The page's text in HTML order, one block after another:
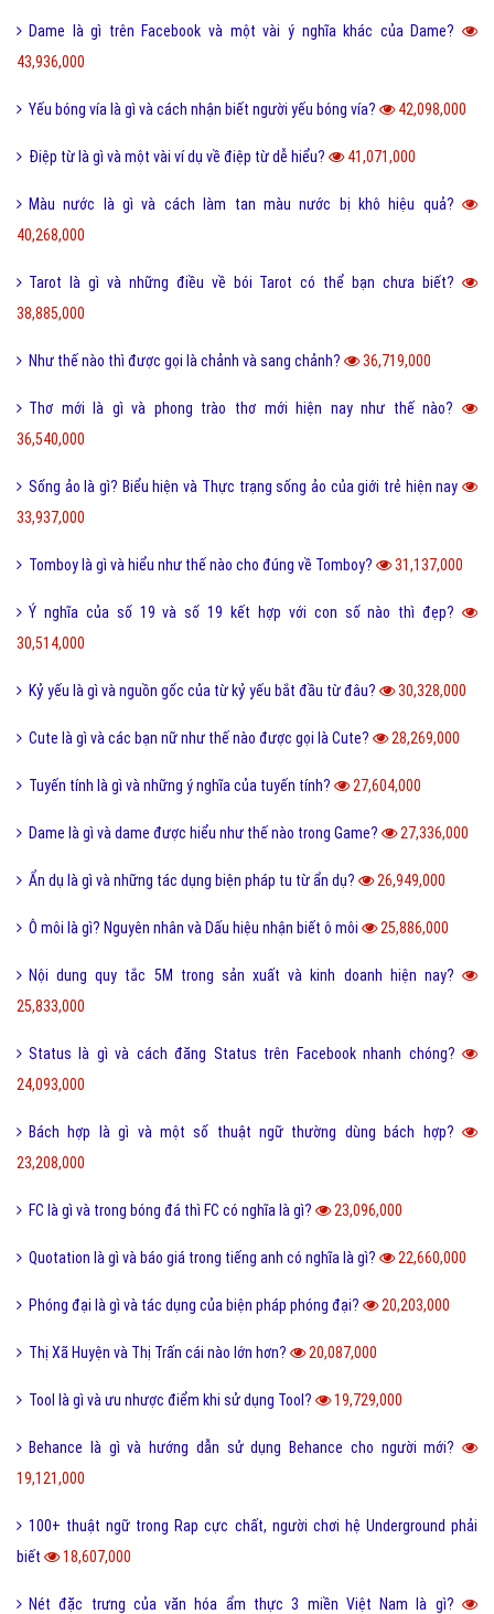
Dame là gì trên Facebook và một vài ý nghĩa khác của Dame?
43,936,000
Yếu bóng vía là gì và cách nhận biết người yếu bóng vía? 42,098,000
Điệp từ là gì và một vài ví dụ về điệp từ dễ hiểu? 41,071,000
Màu nước là gì và cách làm tan màu nước bị khô hiệu quả?
40,268,000
Tarot là gì và những điều về bói Tarot có thể bạn chưa biết?
38,885,000
Như thế nào thì được gọi là chảnh và sang chảnh? 36,719,000
Thơ mới là gì và phong trào thơ mới hiện nay như thế nào?
36,540,000
Sống ảo là gì? Biểu hiện và Thực trạng sống ảo của giới trẻ hiện nay
33,937,000
Tomboy là gì và hiểu như thế nào cho đúng về Tomboy? 31,137,000
Ý nghĩa của số 19 và số 19 kết hợp với con số nào thì đẹp?
30,514,000
Kỷ yếu là gì và nguồn gốc của từ kỷ yếu bắt đầu từ đâu? 30,328,000
Cute là gì và các bạn nữ như thế nào được gọi là Cute? 28,269,000
Tuyến tính là gì và những ý nghĩa của tuyến tính? 27,604,000
Dame là gì và dame được hiểu như thế nào trong Game? 27,336,000
Ẩn dụ là gì và những tác dụng biện pháp tu từ ẩn dụ? 26,949,000
Ô môi là gì? Nguyên nhân và Dấu hiệu nhận biết ô môi 25,886,000
Nội dung quy tắc 5M trong sản xuất và kinh doanh hiện nay?
25,833,000
Status là gì và cách đăng Status trên Facebook nhanh chóng?
24,093,000
Bách hợp là gì và một số thuật ngữ thường dùng bách hợp?
23,208,000
FC là gì và trong bóng đá thì FC có nghĩa là gì? 23,096,000
Quotation là gì và báo giá trong tiếng anh có nghĩa là gì? 22,660,000
Phóng đại là gì và tác dụng của biện pháp phóng đại? 20,203,000
Thị Xã Huyện và Thị Trấn cái nào lớn hơn? 20,087,000
Tool là gì và ưu nhược điểm khi sử dụng Tool? 19,729,000
Behance là gì và hướng dẫn sử dụng Behance cho người mới?
19,121,000
100+ thuật ngữ trong Rap cực chất, người chơi hệ Underground phải
biết
18,607,000
Nét đặc trưng của văn hóa ẩm thực 3 miền Việt Nam là gì?